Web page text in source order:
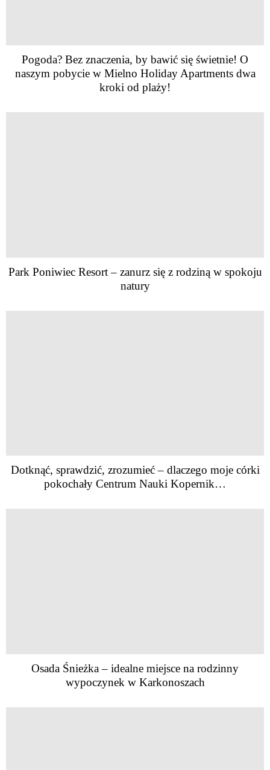
Pogoda? Bez znaczenia, by bawić się świetnie! O
naszym pobycie w Mielno Holiday Apartments dwa
kroki od plaży!
Park Poniwiec Resort – zanurz się z rodziną w spokoju
natury
Dotknąć, sprawdzić, zrozumieć – dlaczego moje córki
pokochały Centrum Nauki Kopernik…
Osada Śnieżka – idealne miejsce na rodzinny
wypoczynek w Karkonoszach